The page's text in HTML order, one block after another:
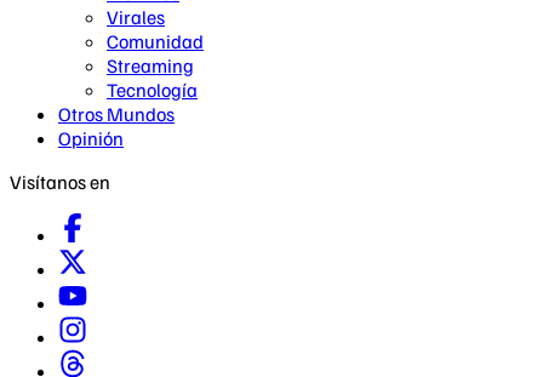
Virales
Comunidad
Streaming
Tecnología
Otros Mundos
Opinión
Visítanos en